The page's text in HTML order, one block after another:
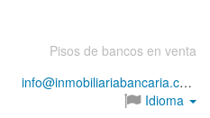
Pisos de bancos en venta
info@inmobiliariabancaria.com
Idioma